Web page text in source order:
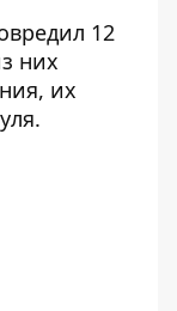
12
них
их